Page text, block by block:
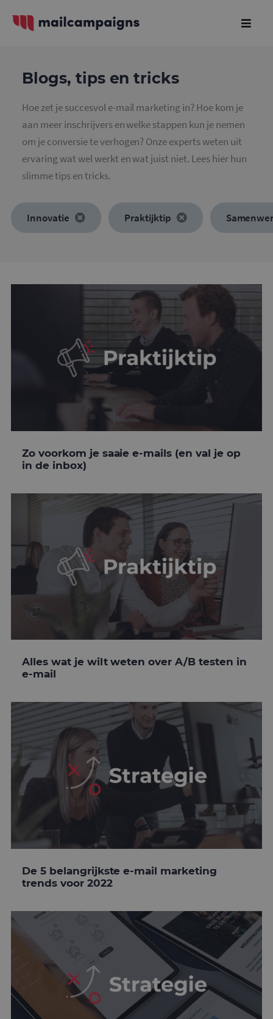
Blogs, tips en tricks
Hoe zet je succesvol e-mail marketing in? Hoe kom je
aan meer inschrijvers en welke stappen kun je nemen
om je conversie te verhogen? Onze experts weten uit
ervaring wat wel werkt en wat juist niet. Lees hier hun
slimme tips en tricks.
Innovatie Praktijktip
Zo voorkom je saaie e-mails (en val je op
in de inbox)
Alles wat je wilt weten over A/B testen in
e-mail
De 5 belangrijkste e-mail marketing
trends voor 2022